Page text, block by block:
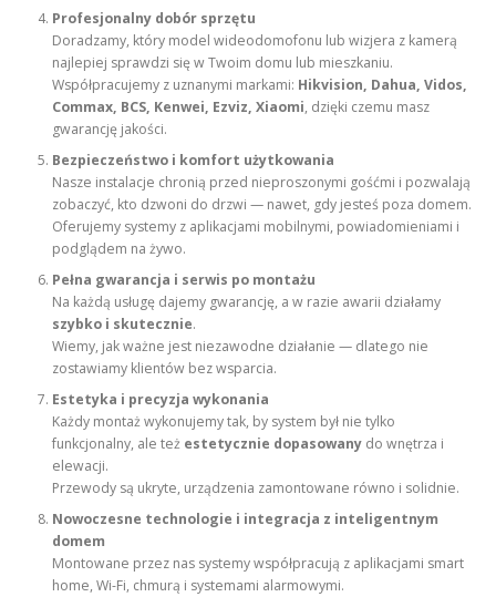
Profesjonalny dobór sprzętu
Doradzamy, który model wideodomofonu lub wizjera z kamerą
najlepiej sprawdzi się w Twoim domu lub mieszkaniu.
Współpracujemy z uznanymi markami: Hikvision, Dahua, Vidos,
Commax, BCS, Kenwei, Ezviz, Xiaomi, dzięki czemu masz
gwarancję jakości.
Bezpieczeństwo i komfort użytkowania
Nasze instalacje chronią przed nieproszonymi gośćmi i pozwalają
zobaczyć, kto dzwoni do drzwi — nawet, gdy jesteś poza domem.
Oferujemy systemy z aplikacjami mobilnymi, powiadomieniami i
podglądem na żywo.
Pełna gwarancja i serwis po montażu
Na każdą usługę dajemy gwarancję, a w razie awarii działamy
szybko i skutecznie.
Wiemy, jak ważne jest niezawodne działanie — dlatego nie
zostawiamy klientów bez wsparcia.
Estetyka i precyzja wykonania
Każdy montaż wykonujemy tak, by system był nie tylko
funkcjonalny, ale też estetycznie dopasowany do wnętrza i
elewacji.
Przewody są ukryte, urządzenia zamontowane równo i solidnie.
Nowoczesne technologie i integracja z inteligentnym
domem
Montowane przez nas systemy współpracują z aplikacjami smart
home, Wi-Fi, chmurą i systemami alarmowymi.